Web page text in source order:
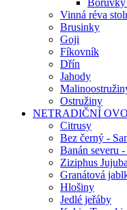
Borůvky
Vinná réva
Brusinky
Goji
Fíkovník
Dřín
Jahody
Ostružiny
NETRADIČNÍ
Citrusy
Bez černý -
Banán severu
Ziziphus
Granátová
Hlošiny
Jedlé jeřáby